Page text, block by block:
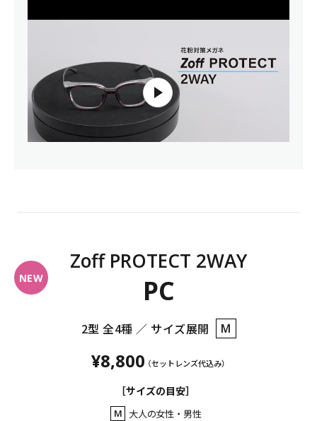
Zoff PROTECT 2WAY
PC
2型 全4種 ／ サイズ展開 M
¥8,800 （セットレンズ​代込み）
［サイズの目安］
M 大人の女性・男性